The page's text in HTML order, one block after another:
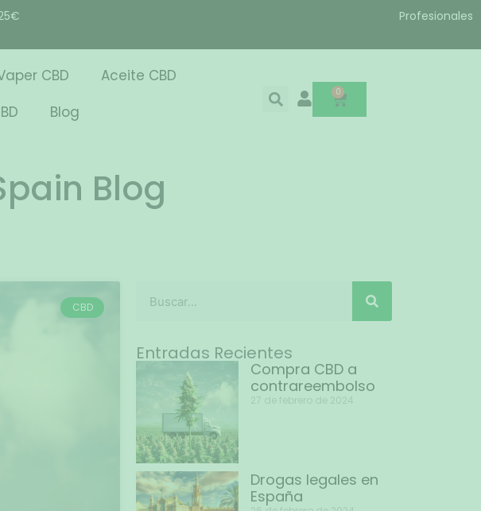
Profesionales
CBD
Aceite CBD
Blog
0
Blog
CBD
Entradas Recientes
Compra CBD a
contrareembolso
27 de febrero de 2024
Drogas legales en
España